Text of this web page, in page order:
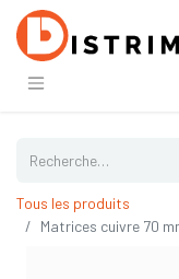
Tous les produits
Matrices cuivre 70